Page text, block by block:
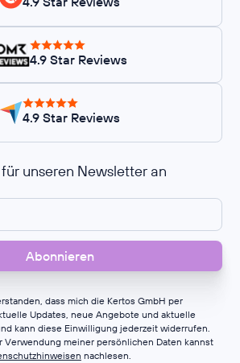
4.9 Star Reviews
4.9 Star Reviews
unseren Newsletter an
dass mich die Kertos GmbH per
Updates, neue Angebote und aktuelle
kann diese Einwilligung jederzeit widerrufen.
Verwendung meiner persönlichen Daten kannst
nachlesen.